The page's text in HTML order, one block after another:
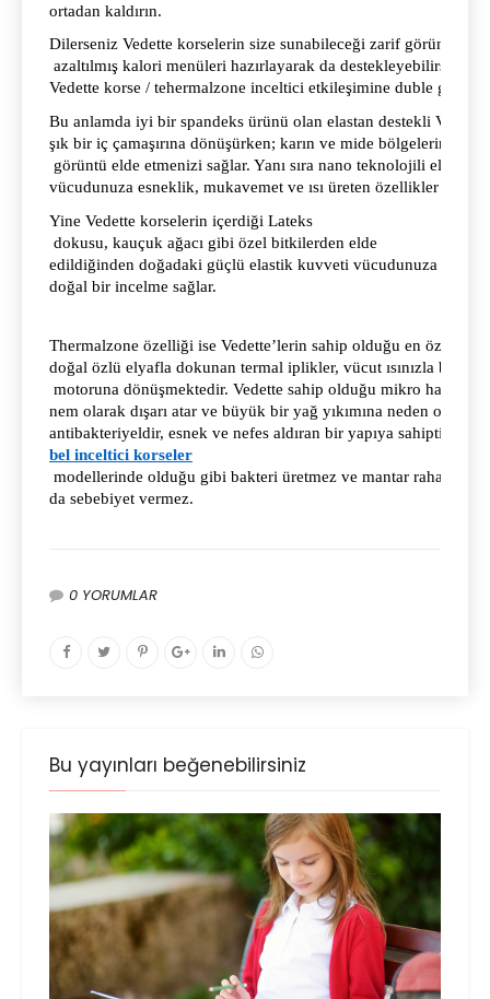
ortadan kaldırın.
Dilerseniz Vedette korselerin size sunabileceği zarif görünümü
azaltılmış kalori menüleri hazırlayarak da destekleyebilirsiniz.
Vedette korse / tehermalzone inceltici etkileşimine duble güç
Bu anlamda iyi bir spandeks ürünü olan elastan destekli
şık bir iç çamaşırına dönüşürken; karın ve mide bölgelerini
görüntü elde etmenizi sağlar. Yanı sıra nano teknolojili
vücudunuza esneklik, mukavemet ve ısı üreten özellikler
Yine Vedette korselerin içerdiği Lateks
dokusu, kauçuk ağacı gibi özel bitkilerden elde
edildiğinden doğadaki güçlü elastik kuvveti vücudunuza
doğal bir incelme sağlar.
Thermalzone özelliği ise Vedette’lerin sahip olduğu en özel
doğal özlü elyafla dokunan termal iplikler, vücut ısınızla
motoruna dönüşmektedir. Vedette sahip olduğu mikro hava
nem olarak dışarı atar ve büyük bir yağ yıkımına neden olur.
antibakteriyeldir, esnek ve nefes aldıran bir yapıya sahiptir. Bu
bel inceltici korseler
modellerinde olduğu gibi bakteri üretmez ve mantar
da sebebiyet vermez.
0 YORUMLAR
Bu yayınları beğenebilirsiniz